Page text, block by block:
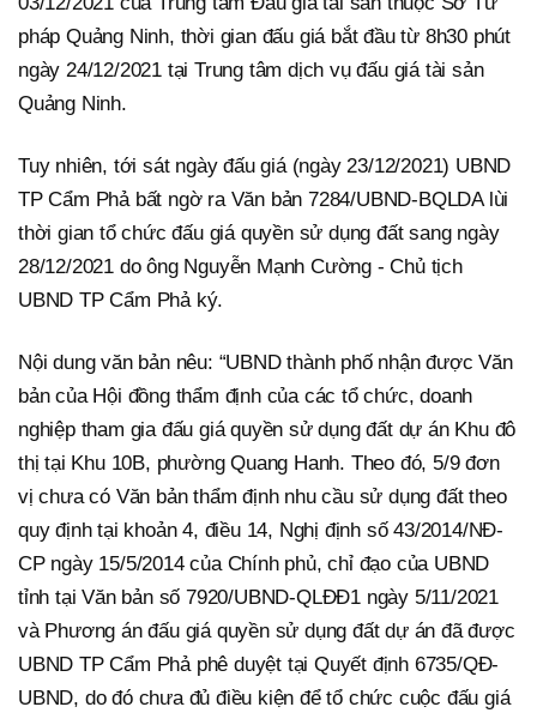
pháp Quảng Ninh, thời gian đấu giá bắt đầu từ 8h30 phút
ngày 24/12/2021 tại Trung tâm dịch vụ đấu giá tài sản
Quảng Ninh.
Tuy nhiên, tới sát ngày đấu giá (ngày 23/12/2021) UBND
TP Cẩm Phả bất ngờ ra Văn bản 7284/UBND-BQLDA lùi
thời gian tổ chức đấu giá quyền sử dụng đất sang ngày
28/12/2021 do ông Nguyễn Mạnh Cường - Chủ tịch
UBND TP Cẩm Phả ký.
Nội dung văn bản nêu: “UBND thành phố nhận được Văn
bản của Hội đồng thẩm định của các tổ chức, doanh
nghiệp tham gia đấu giá quyền sử dụng đất dự án Khu đô
thị tại Khu 10B, phường Quang Hanh. Theo đó, 5/9 đơn
vị chưa có Văn bản thẩm định nhu cầu sử dụng đất theo
quy định tại khoản 4, điều 14, Nghị định số 43/2014/NĐ-
CP ngày 15/5/2014 của Chính phủ, chỉ đạo của UBND
tỉnh tại Văn bản số 7920/UBND-QLĐĐ1 ngày 5/11/2021
và Phương án đấu giá quyền sử dụng đất dự án đã được
UBND TP Cẩm Phả phê duyệt tại Quyết định 6735/QĐ-
UBND, do đó chưa đủ điều kiện để tổ chức cuộc đấu giá